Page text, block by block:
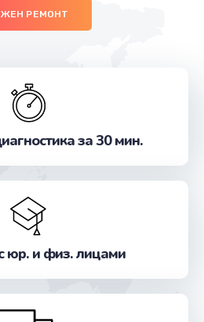
РЕМОНТ
за 30 мин.
юр. и физ. лицами